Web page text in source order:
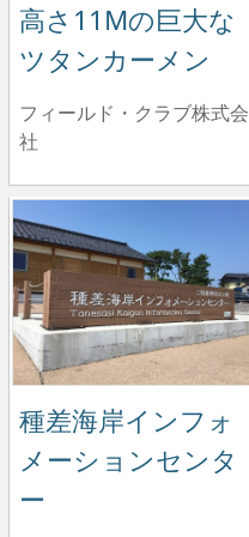
高さ11Mの巨大な
ツタンカーメン
フィールド・クラブ株式会
社
種差海岸インフォ
メーションセンタ
ー